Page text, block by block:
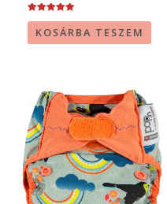
Értékelés:
5.00
/ 5KOSÁRBA TESZEM